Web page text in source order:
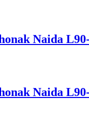
Naida
Naida